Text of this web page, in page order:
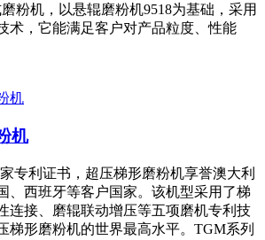
粉机，以悬辊磨粉机9518为基础，采用
术，它能满足客户对产品粒度、性能
机
专利证书，超压梯形磨粉机享誉澳大利
、西班牙等客户国家。该机型采用了梯
连接、磨辊联动增压等五项磨机专利技
梯形磨粉机的世界最高水平。TGM系列